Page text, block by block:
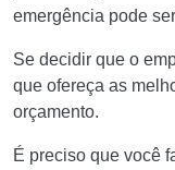
emergência pode
Se decidir que o
que ofereça as
orçamento.
É preciso que você